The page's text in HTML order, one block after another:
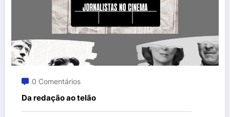
0 Comentários
Da redação ao telão